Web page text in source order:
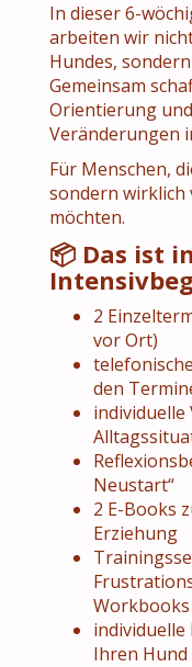
In dieser 6-
arbeiten wir
Hundes,
Gemeinsam
Orientierung
Veränderungen
Für Menschen,
sondern wirklich
möchten.
📦 Das ist
2
vor Ort)
den
individuelle
Neustart“
2 E-Books
Erziehung
Ihren Hund